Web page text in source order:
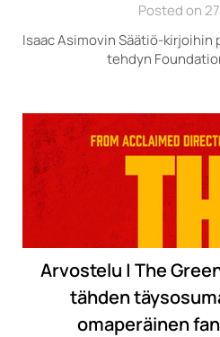
Posted on
Isaac Asimovin Säätiö-
tehdyn
Arvostelu | The
tähden
omaperäinen